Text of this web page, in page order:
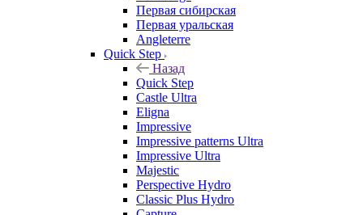
Первая сибирская
Первая уральская
Angleterre
Quick Step
Назад
Quick Step
Castle Ultra
Eligna
Impressive
Impressive patterns Ultra
Impressive Ultra
Majestic
Perspective Hydro
Classic Plus Hydro